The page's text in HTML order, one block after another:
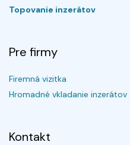
Topovanie inzerátov
Pre firmy
Firemná vizitka
Hromadné vkladanie inzerátov
Kontakt